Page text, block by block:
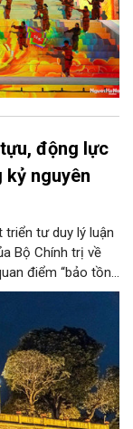
động lực
nguyên
tư duy lý luận
Bộ Chính trị về
điểm “bảo tồn
phát triển kinh tế -
cao mới: “phát